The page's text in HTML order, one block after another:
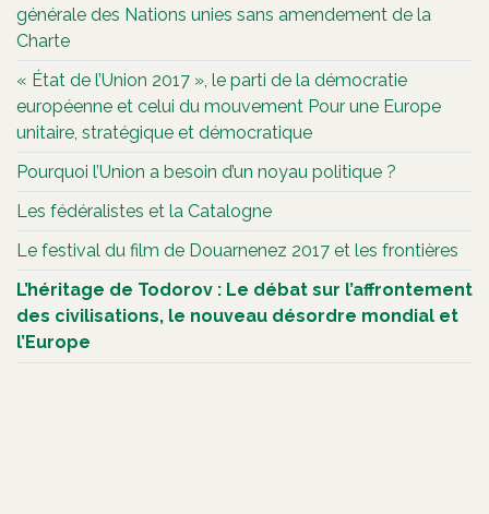
générale des Nations unies sans amendement de la
Charte
« État de l’Union 2017 », le parti de la démocratie
européenne et celui du mouvement Pour une Europe
unitaire, stratégique et démocratique
Pourquoi l’Union a besoin d’un noyau politique ?
Les fédéralistes et la Catalogne
Le festival du film de Douarnenez 2017 et les frontières
L’héritage de Todorov : Le débat sur l’affrontement
des civilisations, le nouveau désordre mondial et
l’Europe